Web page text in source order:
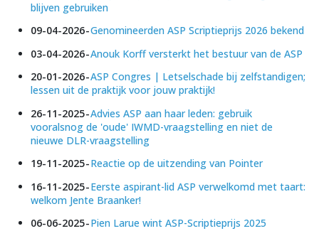
blijven gebruiken
09-04-2026 Genomineerden ASP Scriptieprijs 2026 bekend
03-04-2026 Anouk Korff versterkt het bestuur van de ASP
20-01-2026 ASP Congres | Letselschade bij zelfstandigen;
lessen uit de praktijk voor jouw praktijk!
26-11-2025 Advies ASP aan haar leden: gebruik
vooralsnog de 'oude' IWMD-vraagstelling en niet de
nieuwe DLR-vraagstelling
19-11-2025 Reactie op de uitzending van Pointer
16-11-2025 Eerste aspirant-lid ASP verwelkomd met taart:
welkom Jente Braanker!
06-06-2025 Pien Larue wint ASP-Scriptieprijs 2025